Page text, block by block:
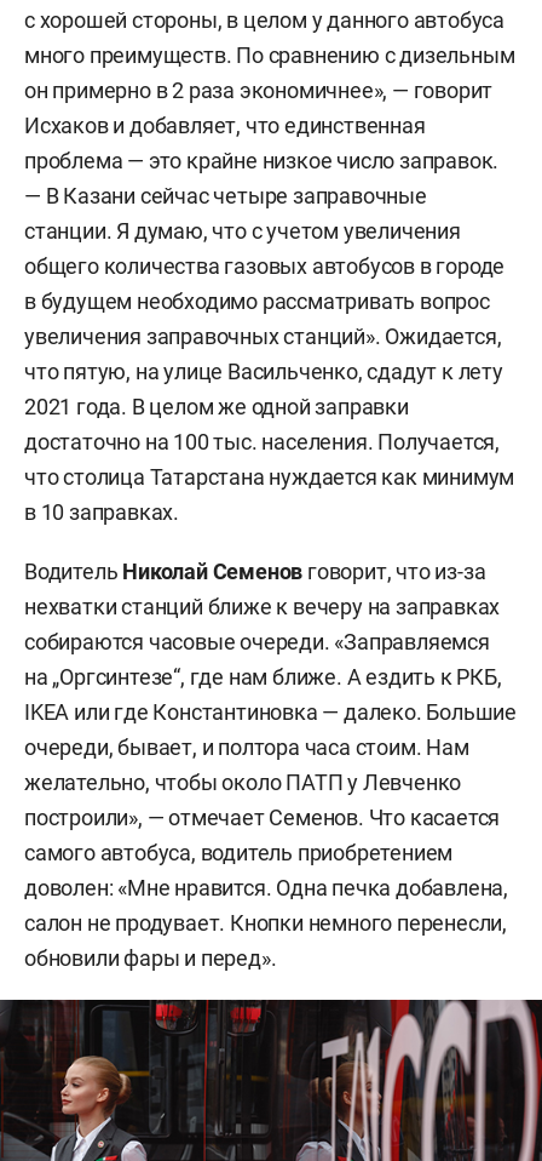
с хорошей стороны, в целом у данного автобуса
много преимуществ. По сравнению с дизельным
он примерно в 2 раза экономичнее», — говорит
Исхаков и добавляет, что единственная
проблема — это крайне низкое число заправок.
— В Казани сейчас четыре заправочные
станции. Я думаю, что с учетом увеличения
общего количества газовых автобусов в городе
в будущем необходимо рассматривать вопрос
увеличения заправочных станций». Ожидается,
что пятую, на улице Васильченко, сдадут к лету
2021 года. В целом же одной заправки
достаточно на 100 тыс. населения. Получается,
что столица Татарстана нуждается как минимум
в 10 заправках.
Водитель Николай Семенов говорит, что из-за
нехватки станций ближе к вечеру на заправках
собираются часовые очереди. «Заправляемся
на „Оргсинтезе“, где нам ближе. А ездить к РКБ,
IKEA или где Константиновка — далеко. Большие
очереди, бывает, и полтора часа стоим. Нам
желательно, чтобы около ПАТП у Левченко
построили», — отмечает Семенов. Что касается
самого автобуса, водитель приобретением
доволен: «Мне нравится. Одна печка добавлена,
салон не продувает. Кнопки немного перенесли,
обновили фары и перед».